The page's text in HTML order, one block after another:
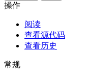
操作
阅读
查看源代码
查看历史
常规